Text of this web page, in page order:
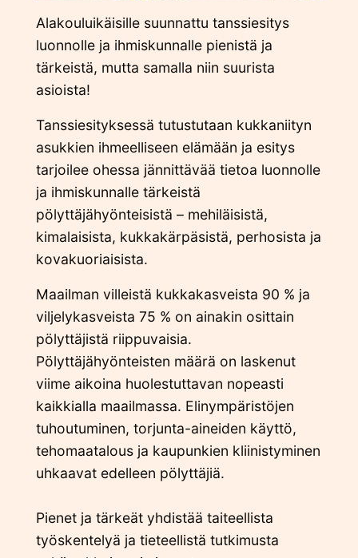
Alakouluikäisille suunnattu tanssiesitys
luonnolle ja ihmiskunnalle pienistä ja
tärkeistä, mutta samalla niin suurista
asioista!
Tanssiesityksessä tutustutaan kukkaniityn
asukkien ihmeelliseen elämään ja esitys
tarjoilee ohessa jännittävää tietoa luonnolle
ja ihmiskunnalle tärkeistä
pölyttäjähyönteisistä – mehiläisistä,
kimalaisista, kukkakärpäsistä, perhosista ja
kovakuoriaisista.
Maailman villeistä kukkakasveista 90 % ja
viljelykasveista 75 % on ainakin osittain
pölyttäjistä riippuvaisia.
Pölyttäjähyönteisten määrä on laskenut
viime aikoina huolestuttavan nopeasti
kaikkialla maailmassa. Elinympäristöjen
tuhoutuminen, torjunta-aineiden käyttö,
tehomaatalous ja kaupunkien kliinistyminen
uhkaavat edelleen pölyttäjiä.
Pienet ja tärkeät yhdistää taiteellista
työskentelyä ja tieteellistä tutkimusta